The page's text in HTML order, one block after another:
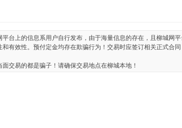
台上的信息系用户自行发布，由于海量信息的存在，且柳城网
有效性。预付定金均存在欺骗行为！交易时应签订相关正式合
交易的都是骗子！请确保交易地点在柳城本地！